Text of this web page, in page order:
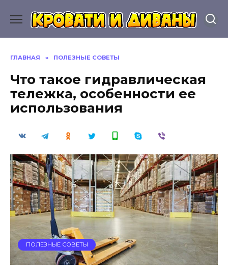
содержанию
ГЛАВНАЯ » ПОЛЕЗНЫЕ СОВЕТЫ
Что такое гидравлическая
тележка, особенности ее
использования
ПОЛЕЗНЫЕ СОВЕТЫ